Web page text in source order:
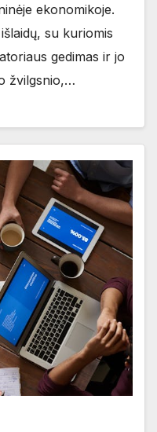
ekonomikoje.
su kuriomis
gedimas ir jo
žvilgsnio,…